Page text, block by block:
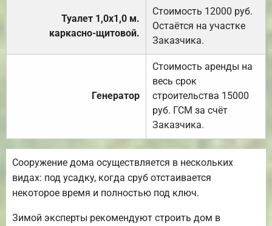
Туалет 1,0х1,0 м.
каркасно-щитовой.
Стоимость 12000 руб.
Остаётся на участке
Заказчика.
Генератор
Стоимость аренды на
весь срок
строительства 15000
руб. ГСМ за счёт
Заказчика.
Сооружение дома осуществляется в нескольких
видах: под усадку, когда сруб отстаивается
некоторое время и полностью под ключ.
Зимой эксперты рекомендуют строить дом в